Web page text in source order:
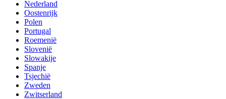
Nederland
Oostenrijk
Polen
Portugal
Roemenië
Slovenië
Slowakije
Spanje
Tsjechië
Zweden
Zwitserland